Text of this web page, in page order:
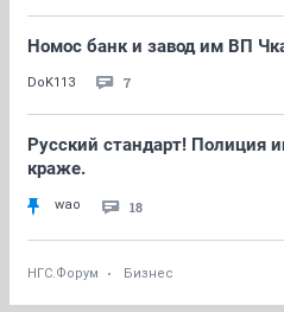
Номос банк и завод им ВП
DoK113 7
Русский стандарт! Полиция
краже.
wao 18
НГС.Форум Бизнес